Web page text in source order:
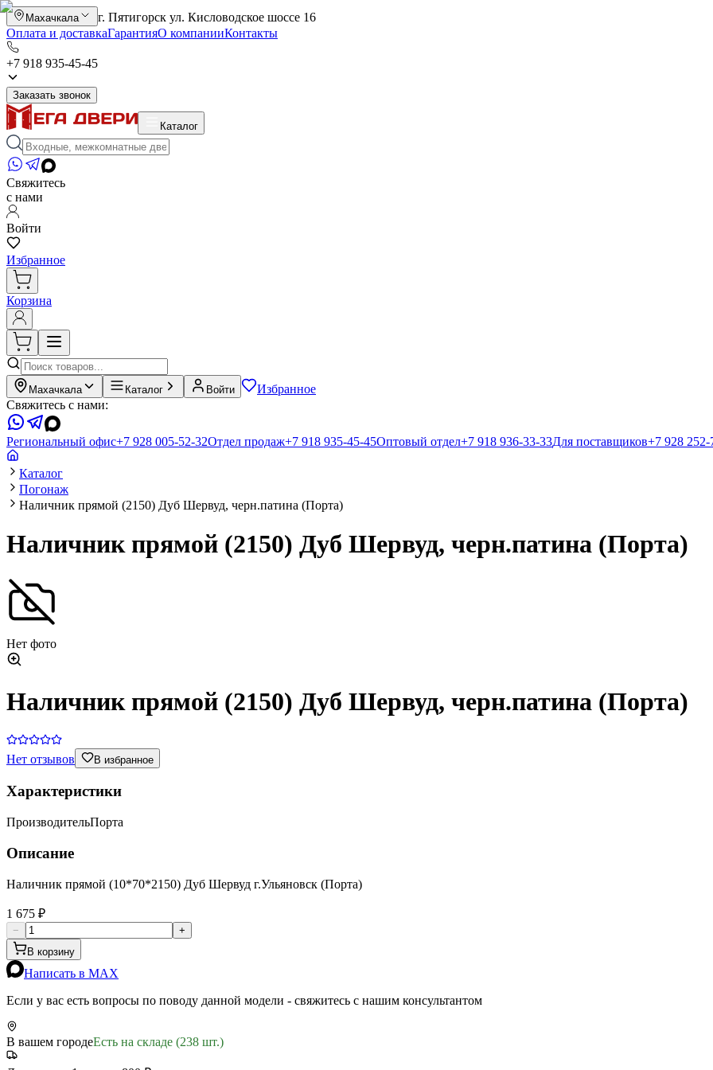
Махачкала
г. Пятигорск ул. Кисловодское шоссе 16
Оплата и доставкаГарантияО компанииКонтакты
+7 918 935-45-45
Заказать звонок
Каталог
Свяжитесь
с нами
Войти
Избранное
Корзина
Махачкала Каталог Войти
Избранное
Свяжитесь с нами:
Региональный офис+7 928 005-52-32Отдел продаж+7 918 935-45-45Оптовый отдел+7 918 936-33-33Для поставщиков+7 928 252-
Каталог
Погонаж
Наличник прямой (2150) Дуб Шервуд, черн.патина (Порта)
Наличник прямой (2150) Дуб Шервуд, черн.патина (Порта)
Нет фото
Наличник прямой (2150) Дуб Шервуд, черн.патина (Порта)
Нет отзывов В избранное
Характеристики
ПроизводительПорта
Описание
Наличник прямой (10*70*2150) Дуб Шервуд г.Ульяновск (Порта)
1 675 ₽
−
+
В корзину
Написать в MAX
Если у вас есть вопросы по поводу данной модели - свяжитесь с нашим консультантом
В вашем городеЕсть на складе (238 шт.)